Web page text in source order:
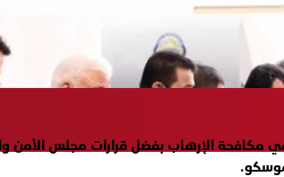
قاسم الأعرجي، الأربعاء 28 أيار 2025، إن العراق نجح في
موسكو.